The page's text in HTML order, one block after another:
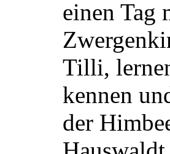
einen Tag
Tilli,
kennen
der